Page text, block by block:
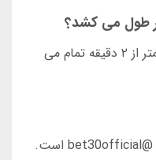
فرآیند ثبت نام در سایت بت 30 کمتر از ۲ دقیقه تمام می
کانال تلگرام رسمی بت 30 با آیدی @bet30official است.